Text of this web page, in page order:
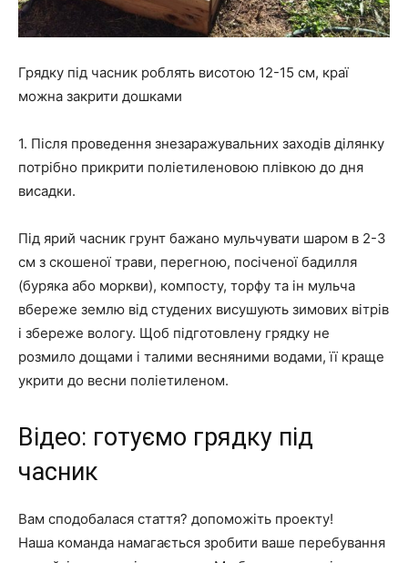
Грядку під часник роблять висотою 12-15 см, краї
можна закрити дошками
1. Після проведення знезаражувальних заходів ділянку
потрібно прикрити поліетиленовою плівкою до дня
висадки.
Під ярий часник грунт бажано мульчувати шаром в 2-3
см з скошеної трави, перегною, посіченої бадилля
(буряка або моркви), компосту, торфу та ін мульча
вбереже землю від студених висушують зимових вітрів
і збереже вологу. Щоб підготовлену грядку не
розмило дощами і талими весняними водами, її краще
укрити до весни поліетиленом.
Відео: готуємо грядку під
часник
Вам сподобалася стаття? допоможіть проекту!
Наша команда намагається зробити ваше перебування